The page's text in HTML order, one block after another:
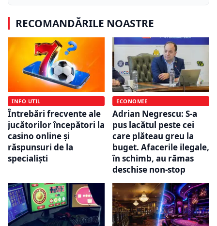
RECOMANDĂRILE NOASTRE
INFO UTIL
Întrebări frecvente ale
jucătorilor începători la
casino online și
răspunsuri de la
specialiști
ECONOMIE
Adrian Negrescu: S-a
pus lacătul peste cei
care plăteau greu la
buget. Afacerile ilegale,
în schimb, au rămas
deschise non-stop